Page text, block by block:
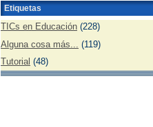
Etiquetas
TICs en Educación (228)
Alguna cosa más...
(119)
Tutorial (48)